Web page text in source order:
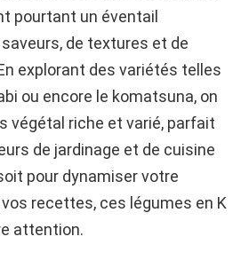
pourtant un éventail
de textures et de
explorant des variétés telles
ou encore le komatsuna, on
végétal riche et varié, parfait
de jardinage et de cuisine
pour dynamiser votre
recettes, ces légumes en K
attention.